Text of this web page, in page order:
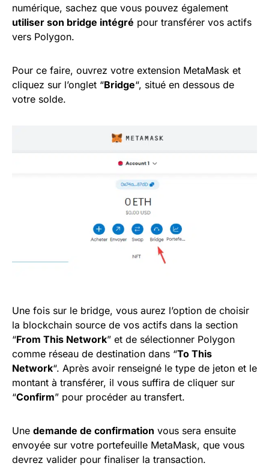
numérique, sachez que vous pouvez également
utiliser son bridge intégré pour transférer vos actifs
vers Polygon.
Pour ce faire, ouvrez votre extension MetaMask et
cliquez sur l’onglet “Bridge“, situé en dessous de
votre solde.
Une fois sur le bridge, vous aurez l’option de choisir
la blockchain source de vos actifs dans la section
“From This Network” et de sélectionner Polygon
comme réseau de destination dans “To This
Network“. Après avoir renseigné le type de jeton et le
montant à transférer, il vous suffira de cliquer sur
“Confirm” pour procéder au transfert.
Une demande de confirmation vous sera ensuite
envoyée sur votre portefeuille MetaMask, que vous
devrez valider pour finaliser la transaction.